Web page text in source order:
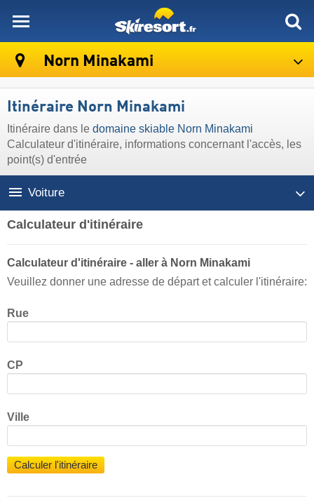
Norn Minakami
Itinéraire Norn Minakami
Itinéraire dans le domaine skiable Norn Minakami
Calculateur d'itinéraire, informations concernant l'accès, les
point(s) d'entrée
Voiture
Calculateur d'itinéraire
Calculateur d'itinéraire - aller à Norn Minakami
Veuillez donner une adresse de départ et calculer l'itinéraire:
Rue
CP
Ville
Calculer l'itinéraire